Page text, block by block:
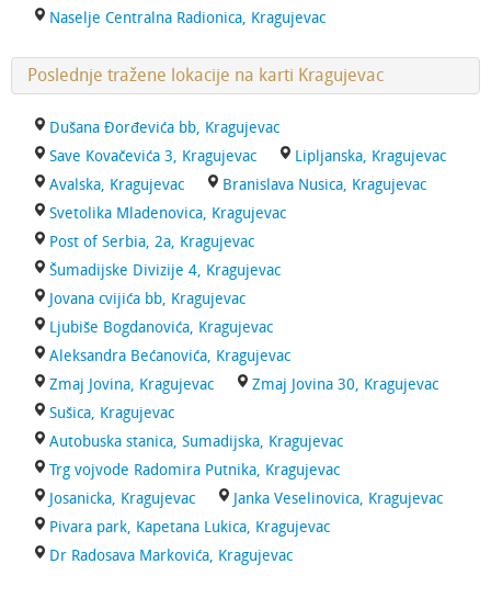
Naselje Centralna Radionica, Kragujevac
Poslednje tražene lokacije na karti Kragujevac
Dušana Đorđevića bb, Kragujevac
Save Kovačevića 3, Kragujevac
Lipljanska, Kragujevac
Avalska, Kragujevac
Branislava Nusica, Kragujevac
Svetolika Mladenovica, Kragujevac
Post of Serbia, 2a, Kragujevac
Šumadijske Divizije 4, Kragujevac
Jovana cvijića bb, Kragujevac
Ljubiše Bogdanovića, Kragujevac
Aleksandra Bećanovića, Kragujevac
Zmaj Jovina, Kragujevac
Zmaj Jovina 30, Kragujevac
Sušica, Kragujevac
Autobuska stanica, Sumadijska, Kragujevac
Trg vojvode Radomira Putnika, Kragujevac
Josanicka, Kragujevac
Janka Veselinovica, Kragujevac
Pivara park, Kapetana Lukica, Kragujevac
Dr Radosava Markovića, Kragujevac